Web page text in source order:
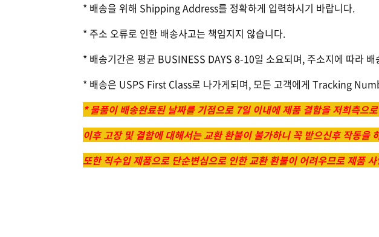
* 배송을 위해 Shipping Address를 정확하게 입력하시기 바랍니다.
* 주소 오류로 인한 배송사고는 책임지지 않습니다.
* 배송기간은 평균 BUSINESS DAYS 8-10일 소요되며, 주소지에 따라
* 배송은 USPS First Class로 나가게되며, 모든 고객에게 Tracking
* 물품이 배송완료된 날짜를 기점으로 7일 이내에 제품 결함을 저희측으
이후 고장 및 결함에 대해서는 교환 환불이 불가하니 꼭 받으신후 작동
또한 직수입 제품으로 단순변심으로 인한 교환 환불이 어려우므로 제품